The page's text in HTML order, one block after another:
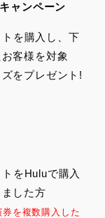
ャンペーン
を購入し、下
客様を対象
をプレゼント!
をHuluで購入
した方
を複数購入した